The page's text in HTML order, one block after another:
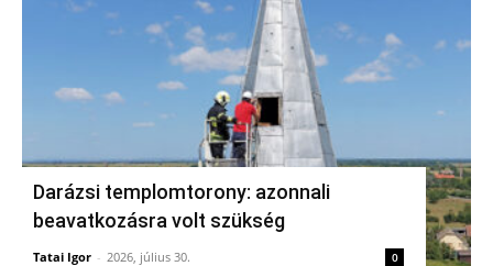
Darázsi templomtorony: azonnali
beavatkozásra volt szükség
Tatai Igor - 2026, július 30. 0